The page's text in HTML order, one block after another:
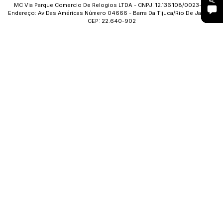
MC Via Parque Comercio De Relogios LTDA - CNPJ: 12.136.108/0023-09
Endereço: Av Das Américas Número 04666 - Barra Da Tijuca/Rio De Janeiro
CEP: 22.640-902